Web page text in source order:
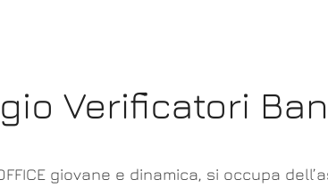
Verificatori
OFFICE giovane e dinamica, si occupa